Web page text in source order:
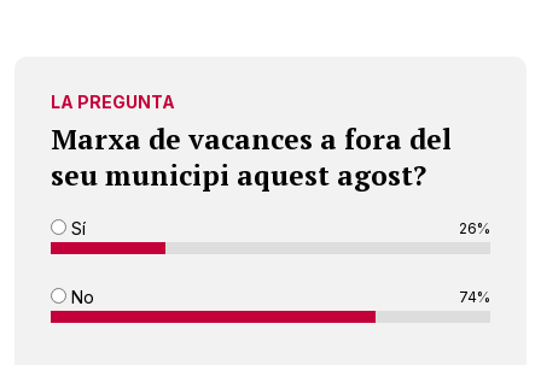
LA PREGUNTA
Marxa de vacances a fora del
seu municipi aquest agost?
Sí 26%
No 74%